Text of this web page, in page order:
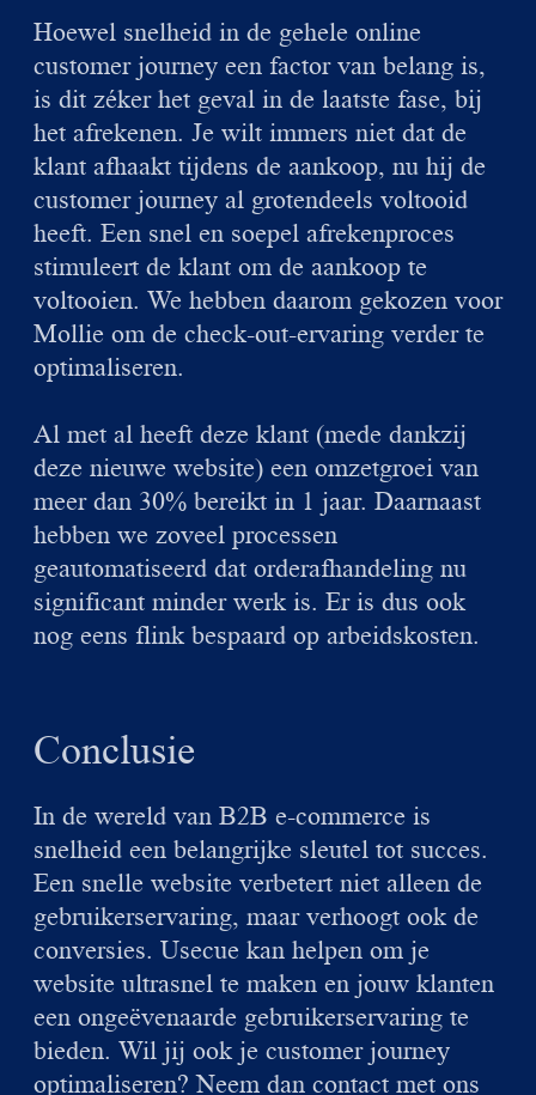
Hoewel snelheid in de gehele online
customer journey een factor van belang is,
is dit zéker het geval in de laatste fase, bij
het afrekenen. Je wilt immers niet dat de
klant afhaakt tijdens de aankoop, nu hij de
customer journey al grotendeels voltooid
heeft. Een snel en soepel afrekenproces
stimuleert de klant om de aankoop te
voltooien. We hebben daarom gekozen voor
Mollie om de check-out-ervaring verder te
optimaliseren.
Al met al heeft deze klant (mede dankzij
deze nieuwe website) een omzetgroei van
meer dan 30% bereikt in 1 jaar. Daarnaast
hebben we zoveel processen
geautomatiseerd dat orderafhandeling nu
significant minder werk is. Er is dus ook
nog eens flink bespaard op arbeidskosten.
Conclusie
In de wereld van B2B e-commerce is
snelheid een belangrijke sleutel tot succes.
Een snelle website verbetert niet alleen de
gebruikerservaring, maar verhoogt ook de
conversies. Usecue kan helpen om je
website ultrasnel te maken en jouw klanten
een ongeëvenaarde gebruikerservaring te
bieden. Wil jij ook je customer journey
optimaliseren? Neem dan contact met ons